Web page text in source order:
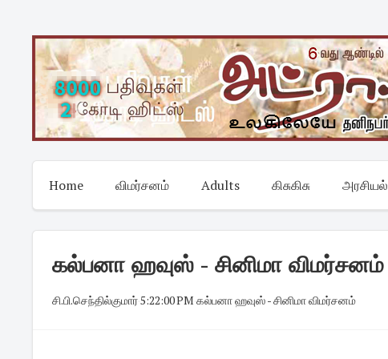
content
Home விமர்சனம் Adults கிசுகிசு அரசியல்
கல்பனா ஹவுஸ் - சினிமா விமர்சனம்
சி.பி.செந்தில்குமார்·5:22:00 PM ·கல்பனா ஹவுஸ் - சினிமா விமர்சனம்